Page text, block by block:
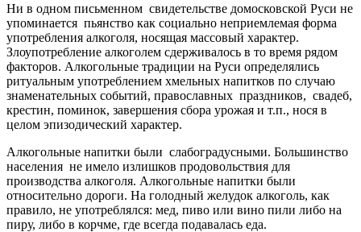
Ни в одном письменном свидетельстве домосковской Руси не
упоминается пьянство как социально неприемлемая форма
употребления алкоголя, носящая массовый характер.
Злоупотребление алкоголем сдерживалось в то время рядом
факторов. Алкогольные традиции на Руси определялись
ритуальным употреблением хмельных напитков по случаю
знаменательных событий, православных праздников, свадеб,
крестин, поминок, завершения сбора урожая и т.п., нося в
целом эпизодический характер.
Алкогольные напитки были слабоградусными. Большинство
населения не имело излишков продовольствия для
производства алкоголя. Алкогольные напитки были
относительно дороги. На голодный желудок алкоголь, как
правило, не употреблялся: мед, пиво или вино пили либо на
пиру, либо в корчме, где всегда подавалась еда.